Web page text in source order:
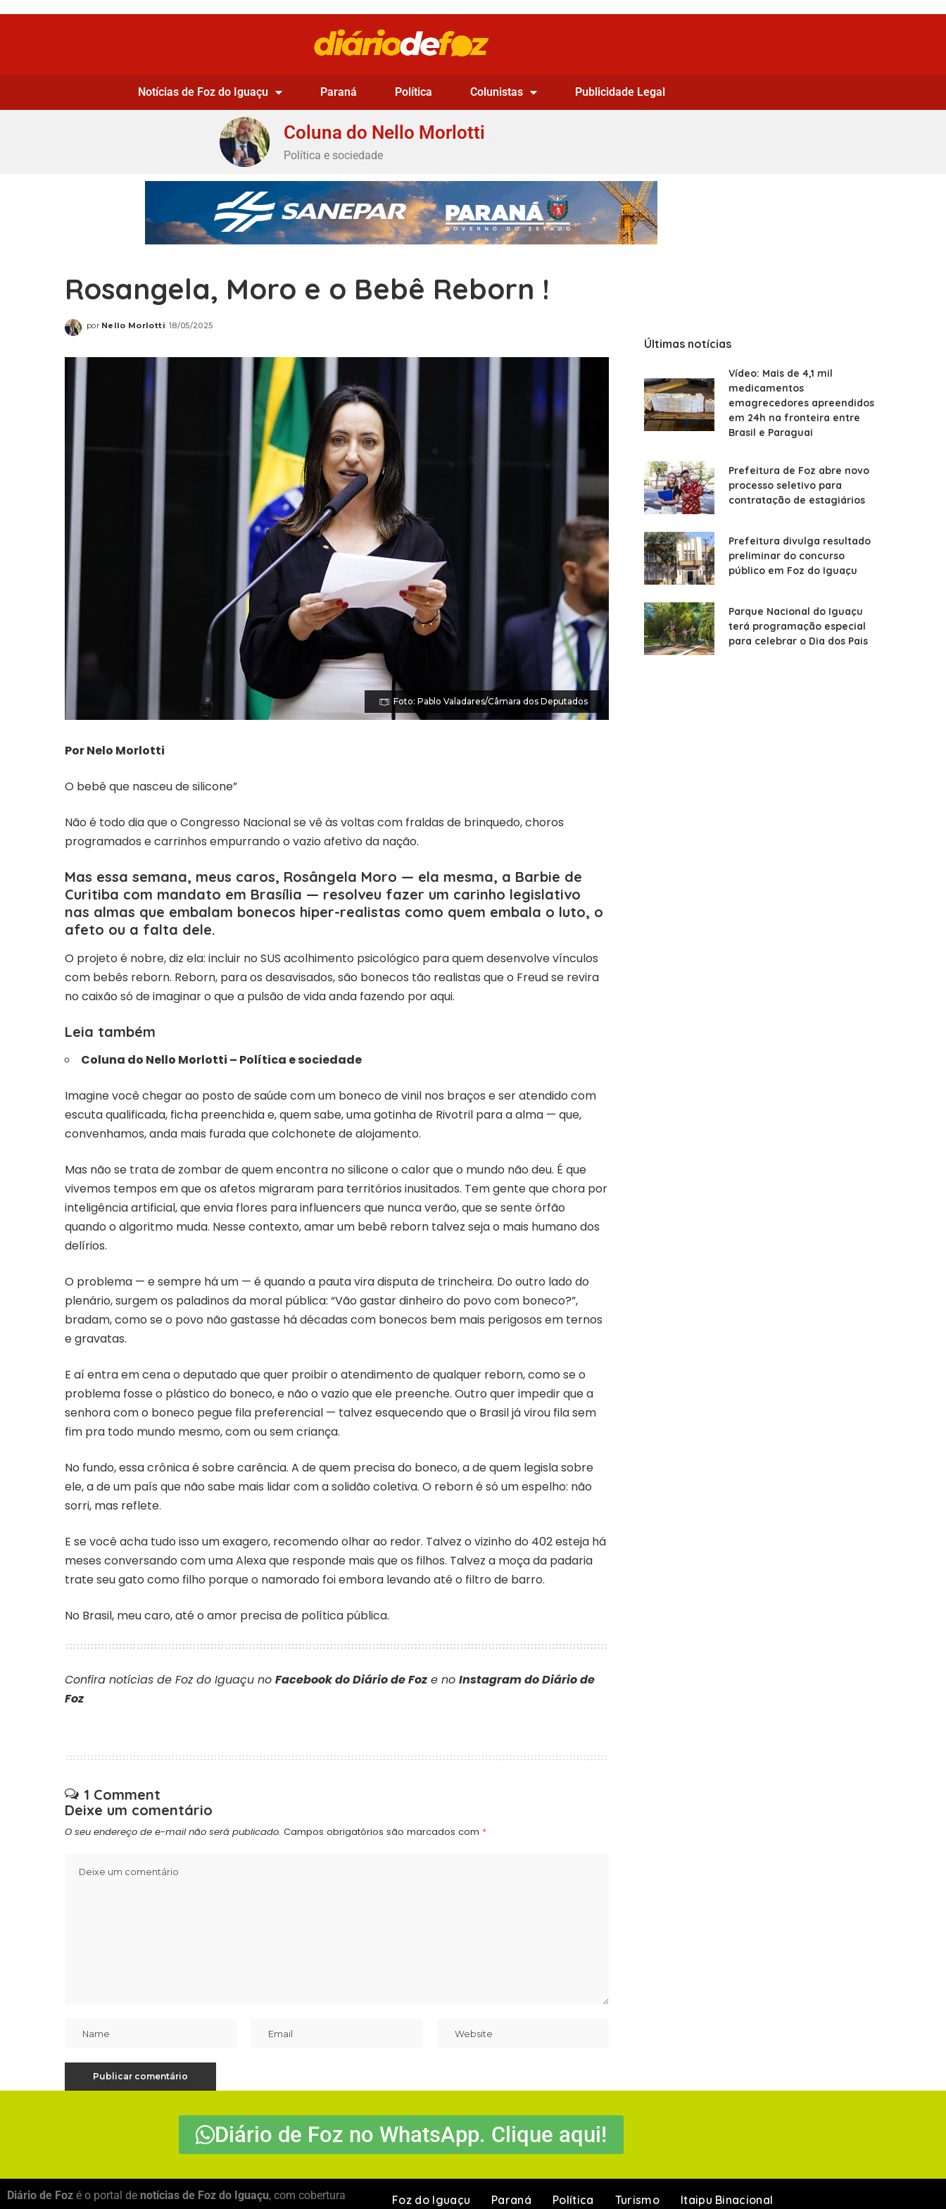
Notícias de Foz do Iguaçu Paraná Política Colunistas Publicidade Legal
Coluna do Nello Morlotti
Política e sociedade
Rosangela, Moro e o Bebê Reborn !
por Nello Morlotti 18/05/2025
Foto: Pablo Valadares/Câmara dos Deputados
Por Nelo Morlotti
O bebê que nasceu de silicone”
Não é todo dia que o Congresso Nacional se vê às voltas com fraldas de brinquedo, choros
programados e carrinhos empurrando o vazio afetivo da nação.
Mas essa semana, meus caros, Rosângela Moro — ela mesma, a Barbie de
Curitiba com mandato em Brasília — resolveu fazer um carinho legislativo
nas almas que embalam bonecos hiper-realistas como quem embala o luto, o
afeto ou a falta dele.
O projeto é nobre, diz ela: incluir no SUS acolhimento psicológico para quem desenvolve vínculos
com bebês reborn. Reborn, para os desavisados, são bonecos tão realistas que o Freud se revira
no caixão só de imaginar o que a pulsão de vida anda fazendo por aqui.
Leia também
Coluna do Nello Morlotti – Política e sociedade
Imagine você chegar ao posto de saúde com um boneco de vinil nos braços e ser atendido com
escuta qualificada, ficha preenchida e, quem sabe, uma gotinha de Rivotril para a alma — que,
convenhamos, anda mais furada que colchonete de alojamento.
Mas não se trata de zombar de quem encontra no silicone o calor que o mundo não deu. É que
vivemos tempos em que os afetos migraram para territórios inusitados. Tem gente que chora por
inteligência artificial, que envia flores para influencers que nunca verão, que se sente órfão
quando o algoritmo muda. Nesse contexto, amar um bebê reborn talvez seja o mais humano dos
delírios.
O problema — e sempre há um — é quando a pauta vira disputa de trincheira. Do outro lado do
plenário, surgem os paladinos da moral pública: “Vão gastar dinheiro do povo com boneco?”,
bradam, como se o povo não gastasse há décadas com bonecos bem mais perigosos em ternos
e gravatas.
E aí entra em cena o deputado que quer proibir o atendimento de qualquer reborn, como se o
problema fosse o plástico do boneco, e não o vazio que ele preenche. Outro quer impedir que a
senhora com o boneco pegue fila preferencial — talvez esquecendo que o Brasil já virou fila sem
fim pra todo mundo mesmo, com ou sem criança.
No fundo, essa crônica é sobre carência. A de quem precisa do boneco, a de quem legisla sobre
ele, a de um país que não sabe mais lidar com a solidão coletiva. O reborn é só um espelho: não
sorri, mas reflete.
E se você acha tudo isso um exagero, recomendo olhar ao redor. Talvez o vizinho do 402 esteja há
meses conversando com uma Alexa que responde mais que os filhos. Talvez a moça da padaria
trate seu gato como filho porque o namorado foi embora levando até o filtro de barro.
No Brasil, meu caro, até o amor precisa de política pública.
Confira notícias de Foz do Iguaçu no Facebook do Diário de Foz e no Instagram do Diário de
Foz
1 Comment
Deixe um comentário
O seu endereço de e-mail não será publicado. Campos obrigatórios são marcados com *
Últimas notícias
Vídeo: Mais de 4,1 mil
medicamentos
emagrecedores apreendidos
em 24h na fronteira entre
Brasil e Paraguai
Prefeitura de Foz abre novo
processo seletivo para
contratação de estagiários
Prefeitura divulga resultado
preliminar do concurso
público em Foz do Iguaçu
Parque Nacional do Iguaçu
terá programação especial
para celebrar o Dia dos Pais
Diário de Foz no WhatsApp. Clique aqui!
Diário de Foz é o portal de notícias de Foz do Iguaçu, com cobertura
Foz do Iguaçu Paraná Política Turismo Itaipu Binacional